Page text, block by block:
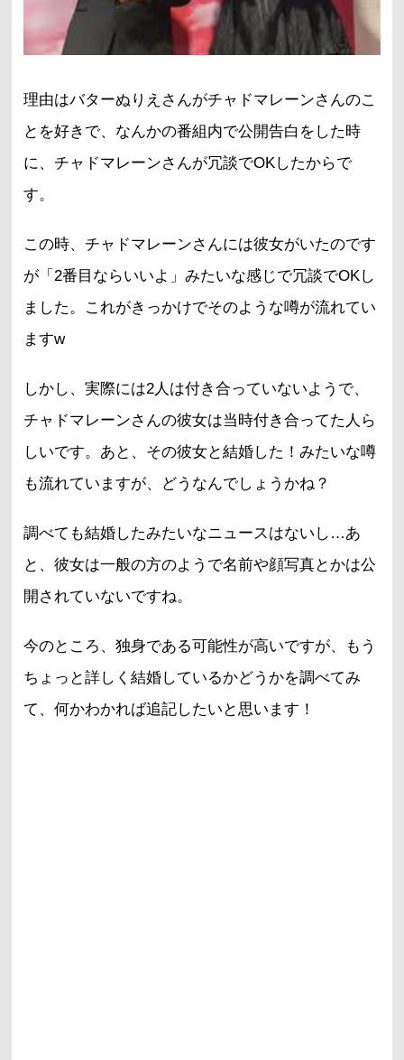
理由はバターぬりえさんがチャドマレーンさんのこ
とを好きで、なんかの番組内で公開告白をした時
に、チャドマレーンさんが冗談でOKしたからで
す。
この時、チャドマレーンさんには彼女がいたのです
が「2番目ならいいよ」みたいな感じで冗談でOKし
ました。これがきっかけでそのような噂が流れてい
ますw
しかし、実際には2人は付き合っていないようで、
チャドマレーンさんの彼女は当時付き合ってた人ら
しいです。あと、その彼女と結婚した！みたいな噂
も流れていますが、どうなんでしょうかね？
調べても結婚したみたいなニュースはないし…あ
と、彼女は一般の方のようで名前や顔写真とかは公
開されていないですね。
今のところ、独身である可能性が高いですが、もう
ちょっと詳しく結婚しているかどうかを調べてみ
て、何かわかれば追記したいと思います！